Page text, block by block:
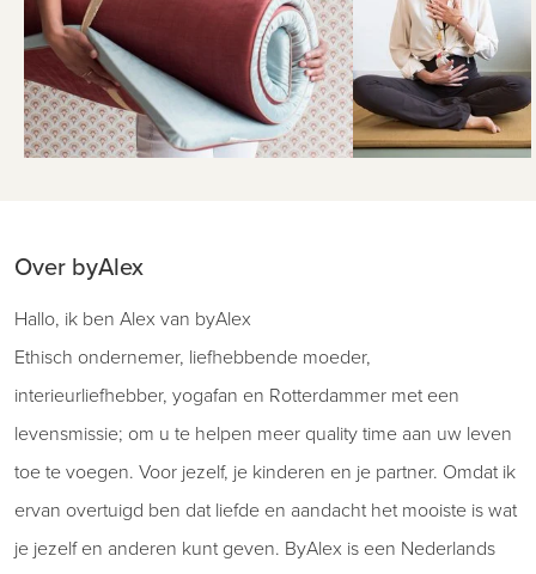
Over byAlex
Hallo, ik ben Alex van byAlex
Ethisch ondernemer, liefhebbende moeder,
interieurliefhebber, yogafan en Rotterdammer met een
levensmissie; om u te helpen meer quality time aan uw leven
toe te voegen. Voor jezelf, je kinderen en je partner. Omdat ik
ervan overtuigd ben dat liefde en aandacht het mooiste is wat
je jezelf en anderen kunt geven. ByAlex is een Nederlands